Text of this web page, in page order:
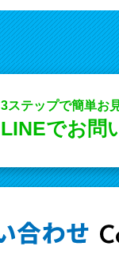
3ステップで簡単お
LINEでお問